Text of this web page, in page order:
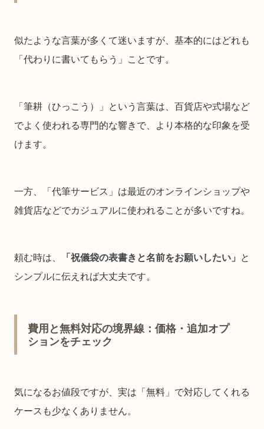
似たような言葉が多くて迷いますが、基本的にはどれも
「代わりに書いてもらう」ことです。
「筆耕（ひっこう）」という言葉は、百貨店や式場など
でよく使われる専門的な響きで、より本格的な印象を受
けます。
一方、「代筆サービス」は最近のオンラインショップや
雑貨店などでカジュアルに使われることが多いですね。
頼む時は、 「祝儀袋の表書きと名前をお願いしたい」
と
シンプルに伝えれば大丈夫です。
費用と無料対応の境界線：価格・追加オプ
ションをチェック
気になるお値段ですが、実は「無料」で対応してくれる
ケースも少なくありません。